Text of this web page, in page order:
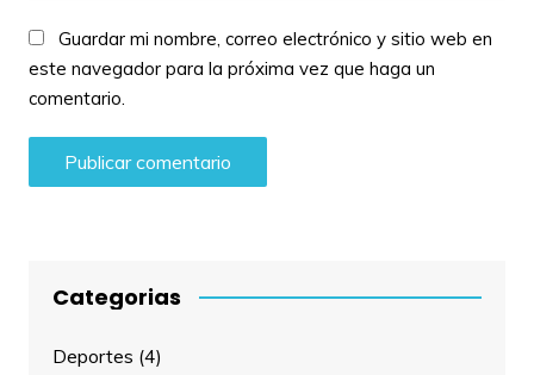
Guardar mi nombre, correo electrónico y sitio web en
este navegador para la próxima vez que haga un
comentario.
Categorias
Deportes (4)